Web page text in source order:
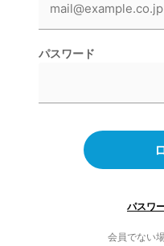
パスワード
パスワ
会員でない場